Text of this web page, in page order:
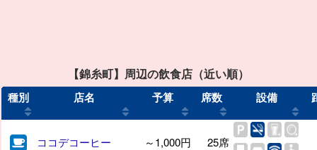
【錦糸町】周辺の飲食店（近い順）
種別 店名 予算 席数 設備
ココデコーヒー ～1,000円 25席